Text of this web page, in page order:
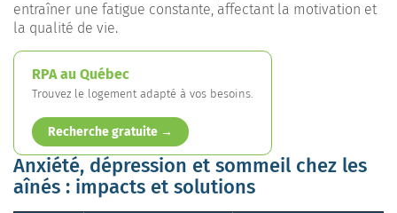
entraîner une fatigue constante, affectant la motivation et
la qualité de vie.
RPA au Québec
Trouvez le logement adapté à vos besoins.
Recherche gratuite →
Anxiété, dépression et sommeil chez les
aînés : impacts et solutions